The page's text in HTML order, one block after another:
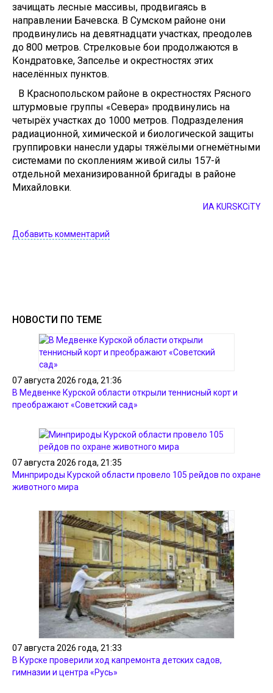
зачищать лесные массивы, продвигаясь в
направлении Бачевска. В Сумском районе они
продвинулись на девятнадцати участках, преодолев
до 800 метров. Стрелковые бои продолжаются в
Кондратовке, Запселье и окрестностях этих
населённых пунктов.
В Краснопольском районе в окрестностях Рясного
штурмовые группы «Севера» продвинулись на
четырёх участках до 1000 метров. Подразделения
радиационной, химической и биологической защиты
группировки нанесли удары тяжёлыми огнемётными
системами по скоплениям живой силы 157-й
отдельной механизированной бригады в районе
Михайловки.
ИА KURSKCiTY
Добавить комментарий
НОВОСТИ ПО ТЕМЕ
07 августа 2026 года, 21:36
В Медвенке Курской области открыли теннисный корт и
преображают «Советский сад»
07 августа 2026 года, 21:35
Минприроды Курской области провело 105 рейдов по охране
животного мира
07 августа 2026 года, 21:33
В Курске проверили ход капремонта детских садов,
гимназии и центра «Русь»